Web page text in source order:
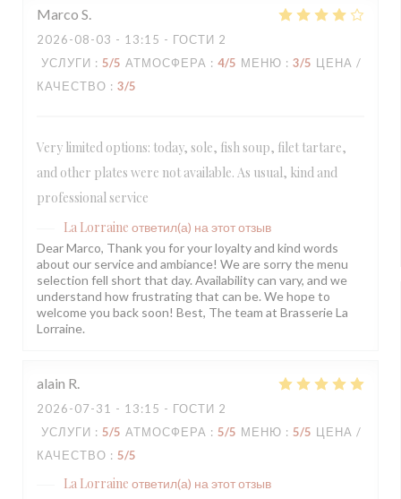
Marco S
2026-08-03 - 13:15 - ГОСТИ 2
УСЛУГИ : 5/5 АТМОСФЕРА : 4/5 МЕНЮ : 3/5 ЦЕНА /
КАЧЕСТВО : 3/5
Very limited options: today, sole, fish soup, filet tartare,
and other plates were not available. As usual, kind and
professional service
La Lorraine ответил(а) на этот отзыв
Dear Marco, Thank you for your loyalty and kind words
about our service and ambiance! We are sorry the menu
selection fell short that day. Availability can vary, and we
understand how frustrating that can be. We hope to
welcome you back soon! Best, The team at Brasserie La
Lorraine.
alain R
2026-07-31 - 13:15 - ГОСТИ 2
УСЛУГИ : 5/5 АТМОСФЕРА : 5/5 МЕНЮ : 5/5 ЦЕНА /
КАЧЕСТВО : 5/5
La Lorraine ответил(а) на этот отзыв